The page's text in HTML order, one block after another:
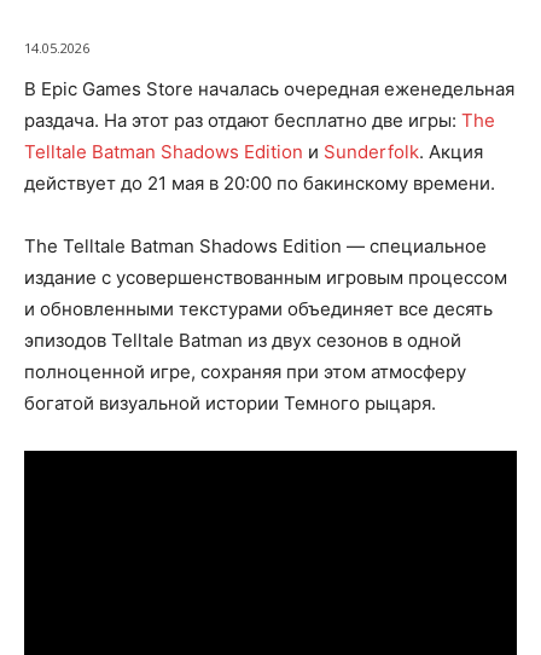
14.05.2026
В Epic Games Store началась очередная еженедельная
раздача. На этот раз отдают бесплатно две игры: The
Telltale Batman Shadows Edition и Sunderfolk. Акция
действует до 21 мая в 20:00 по бакинскому времени.
The Telltale Batman Shadows Edition — специальное
издание с усовершенствованным игровым процессом
и обновленными текстурами объединяет все десять
эпизодов Telltale Batman из двух сезонов в одной
полноценной игре, сохраняя при этом атмосферу
богатой визуальной истории Темного рыцаря.